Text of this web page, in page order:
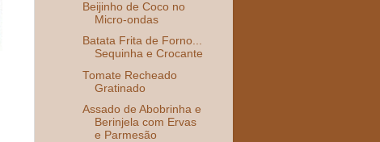
Beijinho de Coco no
Micro-ondas
Batata Frita de Forno...
Sequinha e Crocante
Tomate Recheado
Gratinado
Assado de Abobrinha e
Berinjela com Ervas
e Parmesão